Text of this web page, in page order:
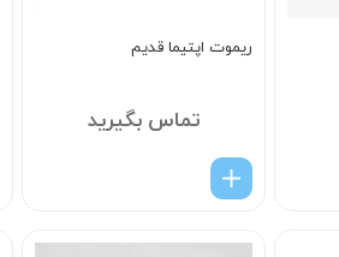
ریموت اپتیما قدیم
تماس بگیرید